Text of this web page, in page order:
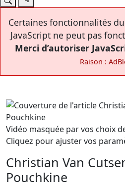
Certaines fonctionnalités
JavaScript ne peut pas
Merci d’autoriser
Raison :
Vidéo masquée par vos choix
Cliquez pour ajuster vos
Christian Van
Pouchkine